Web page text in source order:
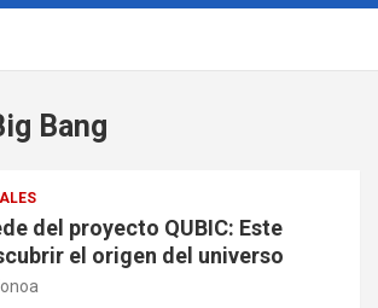
Bang
del proyecto QUBIC: Este
el origen del universo